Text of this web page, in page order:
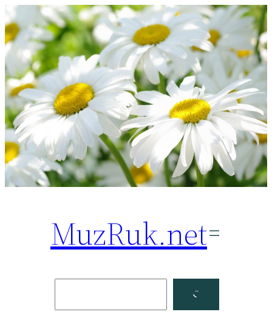
Перейти
к
содержимому
MuzRuk.net
Facebook